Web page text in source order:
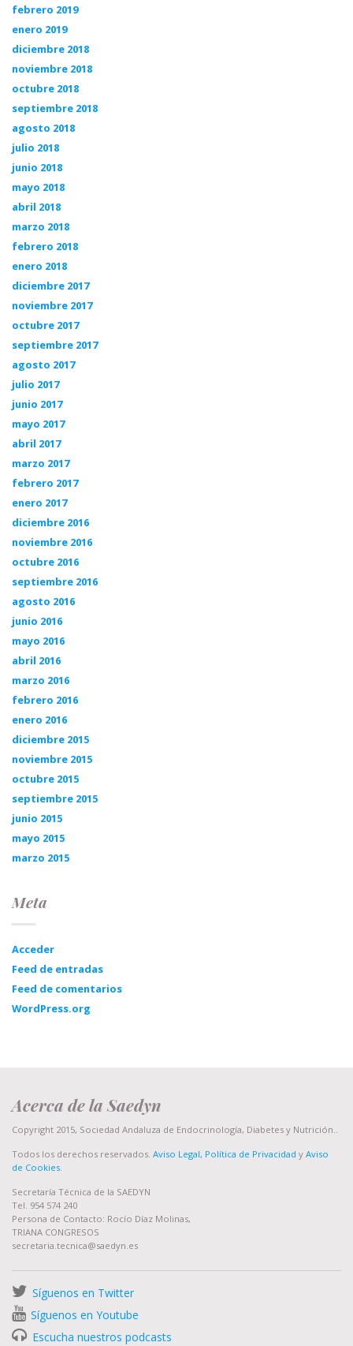
febrero 2019
enero 2019
diciembre 2018
noviembre 2018
octubre 2018
septiembre 2018
agosto 2018
julio 2018
junio 2018
mayo 2018
abril 2018
marzo 2018
febrero 2018
enero 2018
diciembre 2017
noviembre 2017
octubre 2017
septiembre 2017
agosto 2017
julio 2017
junio 2017
mayo 2017
abril 2017
marzo 2017
febrero 2017
enero 2017
diciembre 2016
noviembre 2016
octubre 2016
septiembre 2016
agosto 2016
junio 2016
mayo 2016
abril 2016
marzo 2016
febrero 2016
enero 2016
diciembre 2015
noviembre 2015
octubre 2015
septiembre 2015
junio 2015
mayo 2015
marzo 2015
Meta
Acceder
Feed de entradas
Feed de comentarios
WordPress.org
Acerca de la Saedyn
Copyright 2015, Sociedad Andaluza de Endocrinología, Diabetes y Nutrición..
Todos los derechos reservados. Aviso Legal, Política de Privacidad y Aviso
de Cookies.
Secretaría Técnica de la SAEDYN
Tel. 954 574 240
Persona de Contacto: Rocío Díaz Molinas,
TRIANA CONGRESOS
secretaria.tecnica@saedyn.es
Síguenos en Twitter
Síguenos en Youtube
Escucha nuestros podcasts